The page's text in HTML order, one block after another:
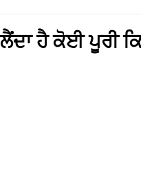
ਹੈ ਕੋਈ ਪੂਰੀ